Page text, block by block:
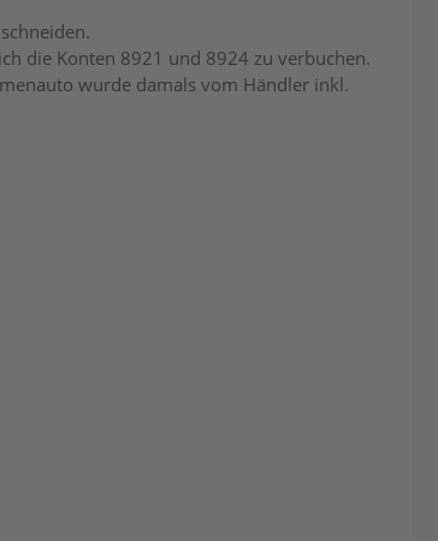
die Konten 8921 und 8924 zu verbuchen.
wurde damals vom Händler inkl.